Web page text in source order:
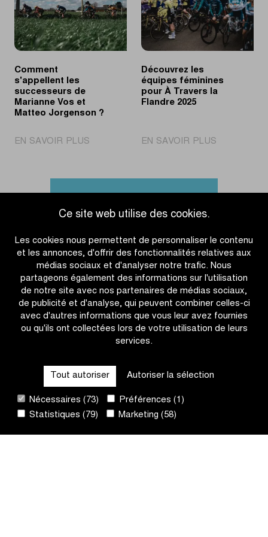
Ce site web utilise des cookies.
Les cookies nous permettent de personnaliser le contenu
et les annonces, d'offrir des fonctionnalités relatives aux
médias sociaux et d'analyser notre trafic. Nous
partageons également des informations sur l'utilisation
de notre site avec nos partenaires de médias sociaux,
de publicité et d'analyse, qui peuvent combiner celles-ci
avec d'autres informations que vous leur avez fournies
ou qu'ils ont collectées lors de votre utilisation de leurs
services.
Tout autoriser Autoriser la sélection
Nécessaires (73)
Préférences (1)
Statistiques (79)
Marketing (58)
Waregem
Aert
Comment
s'appellent les
successeurs de
Marianne Vos et
Matteo Jorgenson ?
EN SAVOIR PLUS
les
successeurs
Marianne
et
Matteo
Jorgenson
Découvrez les
équipes féminines
pour À Travers la
Flandre 2025
EN SAVOIR PLUS
équipes
féminines
la
Flandre
2025
CONTACT